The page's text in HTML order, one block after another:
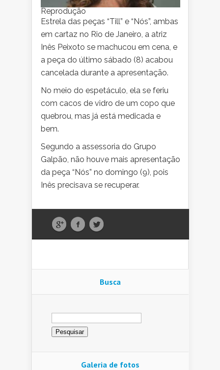
Reprodução
Estrela das peças “Till” e “Nós”, ambas
em cartaz no Rio de Janeiro, a atriz
Inês Peixoto se machucou em cena, e
a peça do último sábado (8) acabou
cancelada durante a apresentação.
No meio do espetáculo, ela se feriu
com cacos de vidro de um copo que
quebrou, mas já está medicada e
bem.
Segundo a assessoria do Grupo
Galpão, não houve mais apresentação
da peça “Nós” no domingo (9), pois
Inês precisava se recuperar.
Busca
Pesquisar
por:
Galeria de fotos